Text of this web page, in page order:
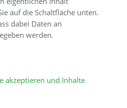
auf die Schaltfläche unten.
dabei Daten an
werden.
akzeptieren und Inhalte